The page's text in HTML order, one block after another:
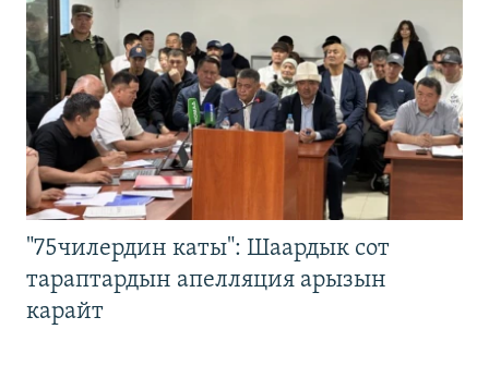
"75чилердин каты": Шаардык сот
тараптардын апелляция арызын
карайт